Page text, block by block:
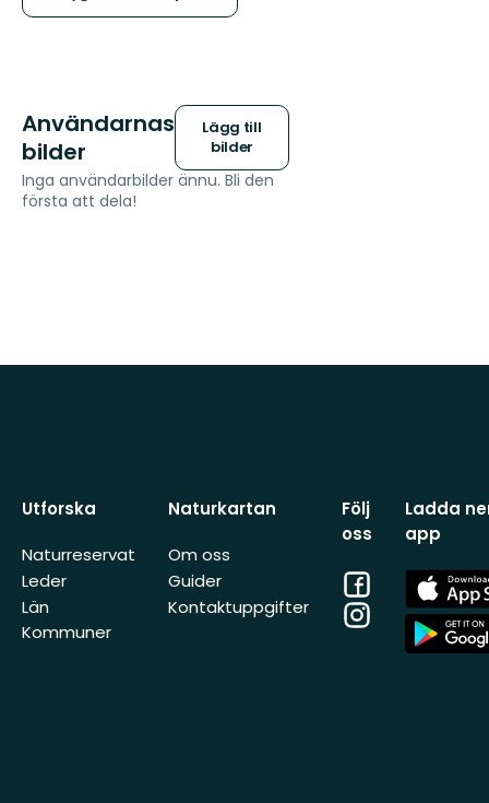
Användarnas
bilder
Lägg till
bilder
Inga användarbilder ännu. Bli den
första att dela!
Utforska
Naturreservat
Leder
Län
Kommuner
Naturkartan
Om oss
Guider
Kontaktuppgifter
Följ
oss
Facebook
Instagram
Ladda
app
App
Store
App
Store